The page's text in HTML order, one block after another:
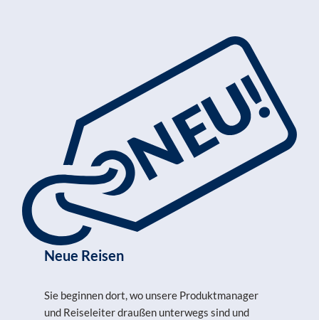
Neue Reisen
Sie beginnen dort, wo unsere Produktmanager
und Reiseleiter draußen unterwegs sind und